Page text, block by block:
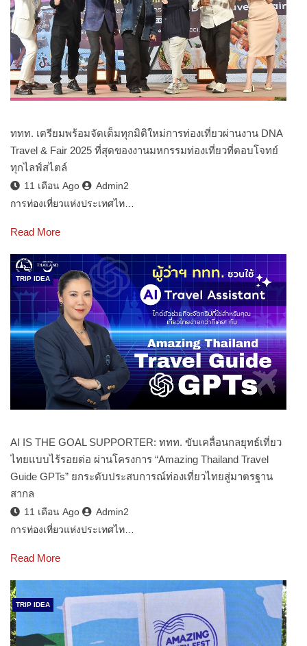
ททท. เตรียมพร้อมจัดเต็มทุกมิติใหม่การท่องเที่ยวผ่านงาน DNA
Travel & Fair 2025 ที่สุดของงานมหกรรมท่องเที่ยวที่ตอบโจทย์
ทุกไลฟ์สไตล์
11 เดือน Ago
Admin2
การท่องเที่ยวแห่งประเทศไท…
Read More
TRIP IDEA
AI IS THE GOAL SUPPORTER: ททท. ขับเคลื่อนกลยุทธ์เที่ยว
ไทยแบบไร้รอยต่อ ผ่านโครงการ “Amazing Thailand Travel
Guide GPTs” ยกระดับประสบการณ์ท่องเที่ยวไทยสู่มาตรฐาน
สากล
11 เดือน Ago
Admin2
การท่องเที่ยวแห่งประเทศไท…
Read More
TRIP IDEA